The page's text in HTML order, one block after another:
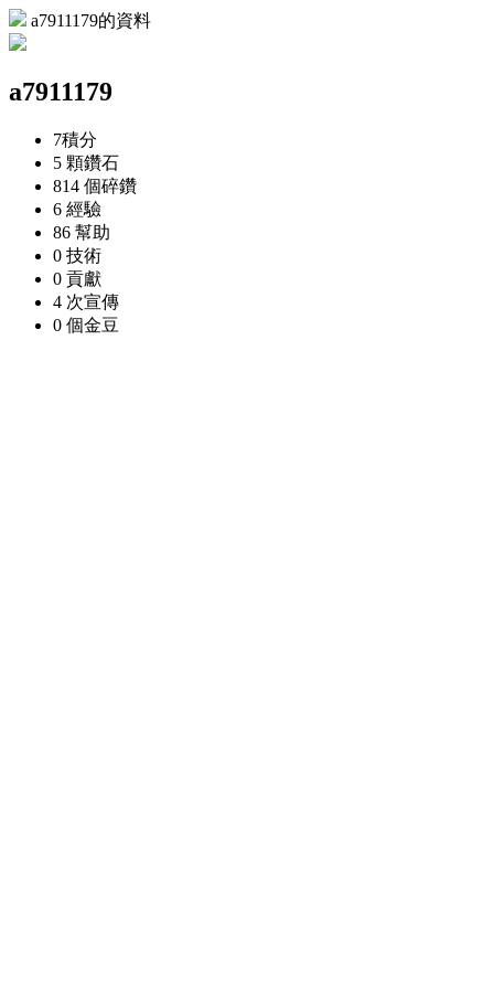
a7911179的資料
a7911179
7積分
5 顆鑽石
814 個碎鑽
6 經驗
86 幫助
0 技術
0 貢獻
4 次宣傳
0 個金豆